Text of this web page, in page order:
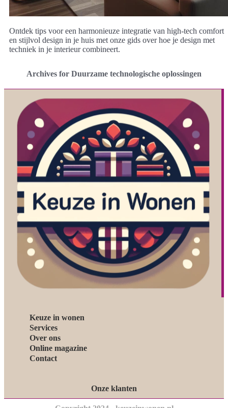
Ontdek tips voor een harmonieuze integratie van high-tech comfort
en stijlvol design in je huis met onze gids over hoe je design met
techniek in je interieur combineert.
Archives for Duurzame technologische oplossingen
Keuze in wonen
Services
Over ons
Online magazine
Contact
Onze klanten